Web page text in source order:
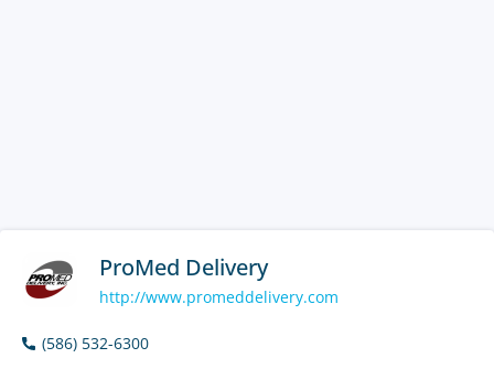
ProMed Delivery
http://www.promeddelivery.com
(586) 532-6300